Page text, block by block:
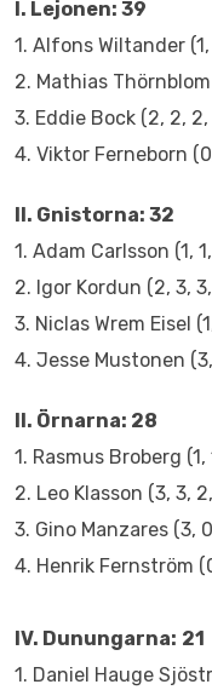
I. Lejonen: 39
1. Alfons Wiltander (1,
2. Mathias
3. Eddie Bock (2, 2, 2,
4. Viktor Ferneborn
II. Gnistorna: 32
1. Adam Carlsson (1,
2. Igor Kordun (2, 3, 3,
3. Niclas Wrem Eisel
4. Jesse Mustonen (3,
II. Örnarna: 28
1. Rasmus Broberg
2. Leo Klasson (3, 3, 2,
3. Gino Manzares (3,
4. Henrik Fernström
IV. Dunungarna: 21
1. Daniel Hauge